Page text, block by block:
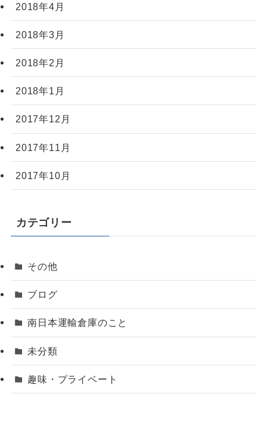
2018年4月
2018年3月
2018年2月
2018年1月
2017年12月
2017年11月
2017年10月
カテゴリー
その他
ブログ
南日本運輸倉庫のこと
未分類
趣味・プライベート